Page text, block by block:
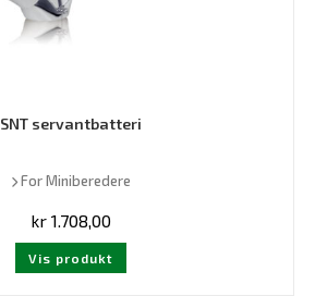
SNT servantbatteri
For Miniberedere
kr 1.708,00
Vis produkt